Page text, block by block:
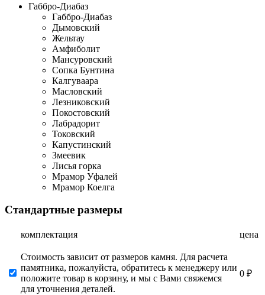
Габбро-Диабаз
Габбро-Диабаз
Дымовский
Жельтау
Амфиболит
Мансуровский
Сопка Бунтина
Калгуваара
Масловский
Лезниковский
Покостовский
Лабрадорит
Токовский
Капустинский
Змеевик
Лисья горка
Мрамор Уфалей
Мрамор Коелга
Стандартные размеры
комплектация цена
Стоимость зависит от размеров камня. Для расчета
памятника, пожалуйста, обратитесь к менеджеру или
положите товар в корзину, и мы с Вами свяжемся
для уточнения деталей.
0 ₽